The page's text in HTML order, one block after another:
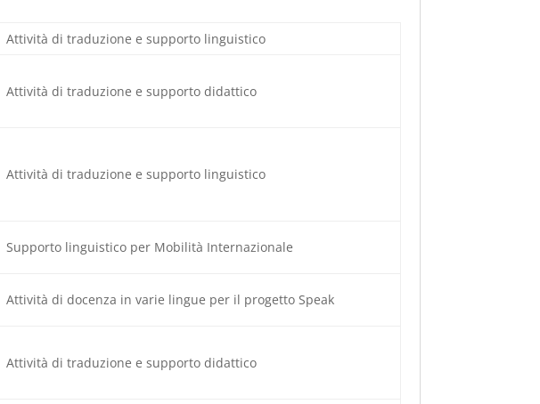
Attività di traduzione e supporto linguistico
Attività di traduzione e supporto didattico
Attività di traduzione e supporto linguistico
Supporto linguistico per Mobilità Internazionale
Attività di docenza in varie lingue per il progetto Speak
Attività di traduzione e supporto didattico